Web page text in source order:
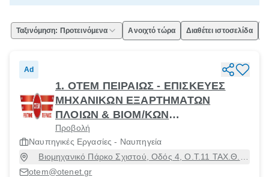
Ταξινόμηση: Προτεινόμενα Ανοιχτό τώρα Διαθέτει ιστοσελίδα
Ad
1. ΟΤΕΜ ΠΕΙΡΑΙΩΣ - ΕΠΙΣΚΕΥΕΣ
ΜΗΧΑΝΙΚΩΝ ΕΞΑΡΤΗΜΑΤΩΝ
ΠΛΟΙΩΝ & ΒΙΟΜ/ΚΩΝ
ΕΓΚΑΤΑΣΤΑΣΕΩΝ - ΑΠΟΣΤΟΛΟΣ
ΛΙΑΓΚΑΣ - ΑΝΤΩΝΙΟΣ ΠΑΠΟΥΡΤΖΗΣ
& ΣΙΑ ΟΕ
Προβολή
Ναυπηγικές Εργασίες - Ναυπηγεία
Βιομηχανικό Πάρκο Σχιστού, Oδός 4, Ο.Τ.11 ΤΑΧ.Θ.
3221 11, Πέραμα, Αττική, 18863
otem@otenet.gr